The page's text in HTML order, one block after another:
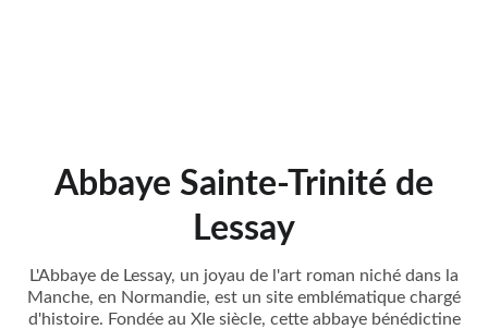
Abbaye Sainte-Trinité de
Lessay
L'Abbaye de Lessay, un joyau de l'art roman niché dans la
Manche, en Normandie, est un site emblématique chargé
d'histoire. Fondée au XIe siècle, cette abbaye bénédictine